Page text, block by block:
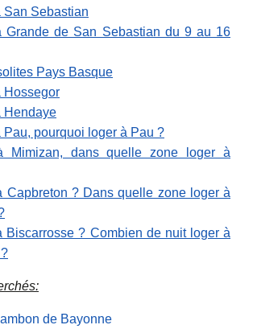
San Sebastian
Grande de San Sebastian du 9 au 16
Pays Basque
Hossegor
Hendaye
Pau, pourquoi loger à Pau ?
Mimizan, dans quelle zone loger à
Capbreton ? Dans quelle zone loger à
Biscarrosse ? Combien de nuit loger à
de Bayonne